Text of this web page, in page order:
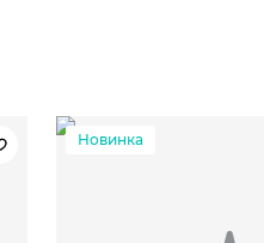
Новинка